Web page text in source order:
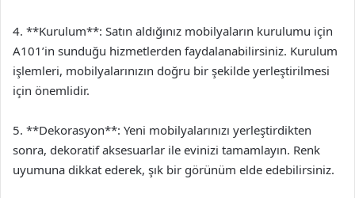
4. **Kurulum**: Satın aldığınız mobilyaların kurulumu için
A101’in sunduğu hizmetlerden faydalanabilirsiniz. Kurulum
işlemleri, mobilyalarınızın doğru bir şekilde yerleştirilmesi
için önemlidir.
5. **Dekorasyon**: Yeni mobilyalarınızı yerleştirdikten
sonra, dekoratif aksesuarlar ile evinizi tamamlayın. Renk
uyumuna dikkat ederek, şık bir görünüm elde edebilirsiniz.